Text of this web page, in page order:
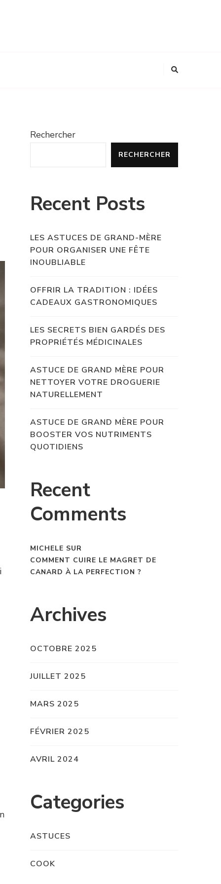
Rechercher
RECHERCHER
Recent Posts
LES ASTUCES DE GRAND-MÈRE
POUR ORGANISER UNE FÊTE
INOUBLIABLE
OFFRIR LA TRADITION : IDÉES
CADEAUX GASTRONOMIQUES
LES SECRETS BIEN GARDÉS DES
PROPRIÉTÉS MÉDICINALES
ASTUCE DE GRAND MÈRE POUR
NETTOYER VOTRE DROGUERIE
NATURELLEMENT
ASTUCE DE GRAND MÈRE POUR
BOOSTER VOS NUTRIMENTS
QUOTIDIENS
Recent
Comments
MICHELE SUR
COMMENT CUIRE LE MAGRET DE
CANARD À LA PERFECTION ?
Archives
OCTOBRE 2025
JUILLET 2025
MARS 2025
FÉVRIER 2025
AVRIL 2024
Categories
ASTUCES
COOK